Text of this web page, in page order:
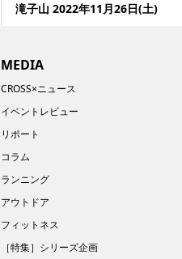
滝子山 2022年11月26日(土)
MEDIA
CROSS×ニュース
イベントレビュー
リポート
コラム
ランニング
アウトドア
フィットネス
［特集］シリーズ企画